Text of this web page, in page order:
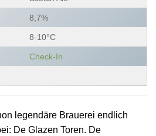
8,7%
8-10°C
Check-In
legendäre Brauerei endlich
De Glazen Toren. De